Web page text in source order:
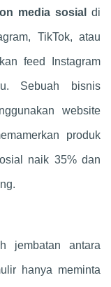
media sosial di
TikTok, atau
feed Instagram
Sebuah bisnis
website
produk
naik 35% dan
jembatan antara
hanya meminta